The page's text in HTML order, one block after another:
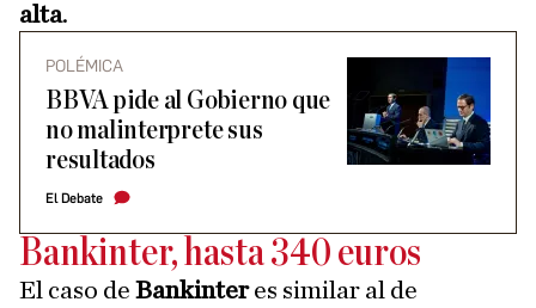
alta.
POLÉMICA
BBVA pide al Gobierno que
no malinterprete sus
resultados
El Debate
Bankinter, hasta 340 euros
El caso de Bankinteres similar al de